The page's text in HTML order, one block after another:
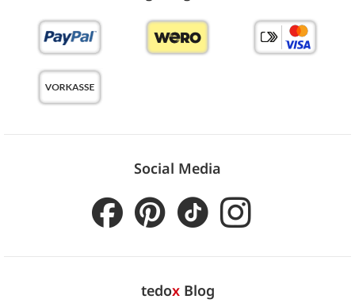
Social Media
tedoxBlog